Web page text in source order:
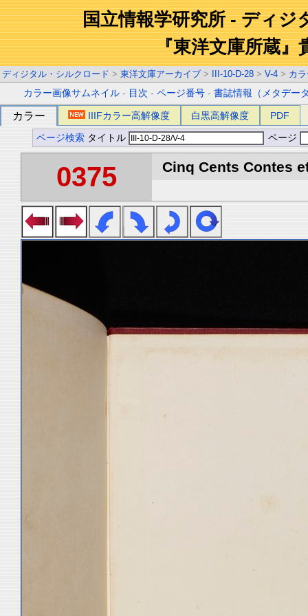
国立情報学研究所 - ディジ
『東洋文庫所蔵』
ディジタル・シルクロード > 東洋文庫アーカイブ > III-10-D-28 > V-4 > カ
カラー画像サムネイル - 目次 -ページ番号 -書誌情報（メタデー
カラー IIIFカラー高解像度 白黒高解像度 PDF
ページ検索 タイトル ページ
0375 Cinq Cents Contes